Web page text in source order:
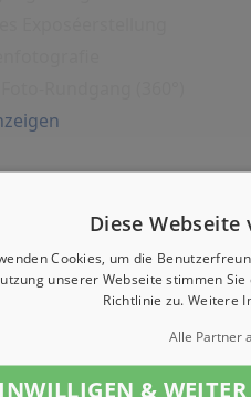
Diese
Cookies, um die
unserer Webseite stimmen
Richtlinie zu. Weitere
Alle Partner
& WEITER